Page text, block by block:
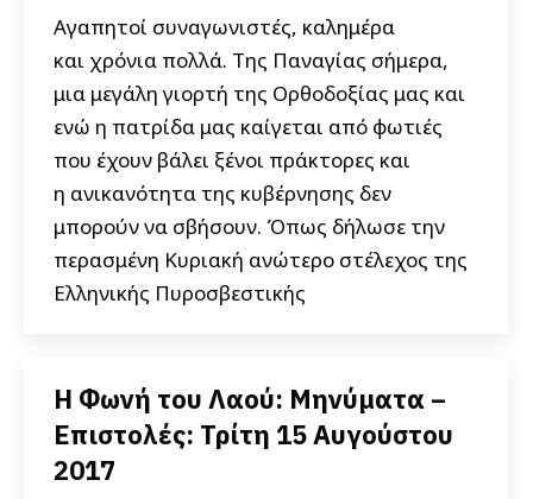
Αγαπητοί συναγωνιστές, καλημέρα
και χρόνια πολλά. Της Παναγίας σήμερα,
μια μεγάλη γιορτή της Ορθοδοξίας μας και
ενώ η πατρίδα μας καίγεται από φωτιές
που έχουν βάλει ξένοι πράκτορες και
η ανικανότητα της κυβέρνησης δεν
μπορούν να σβήσουν. Όπως δήλωσε την
περασμένη Κυριακή ανώτερο στέλεχος της
Ελληνικής Πυροσβεστικής
Η Φωνή του Λαού: Μηνύματα –
Επιστολές: Τρίτη 15 Αυγούστου
2017